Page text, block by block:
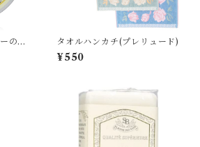
の香
タオルハンカチ(プレリュード)
¥550